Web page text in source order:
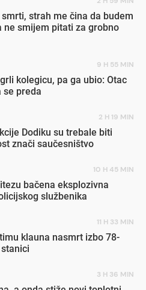
strah me čina da budem
ne smijem pitati za grobno
9 H 55 MIN
kolegicu, pa ga ubio: Otac
se preda
2 H 19 MIN
Dodiku su trebale biti
znači saučesništvo
10 H 45 MIN
bačena eksplozivna
policijskog službenika
11 H 33 MIN
klauna nasmrt izbo 78-
3 H 36 MIN